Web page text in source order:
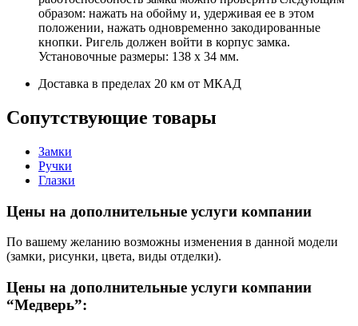
образом: нажать на обойму и, удерживая ее в этом
положении, нажать одновременно закодированные
кнопки. Ригель должен войти в корпус замка.
Установочные размеры: 138 х 34 мм.
Доставка в пределах 20 км от МКАД
Сопутствующие товары
Замки
Ручки
Глазки
Цены на дополнительные услуги компании
По вашему желанию возможны изменения в данной модели
(замки, рисунки, цвета, виды отделки).
Цены на дополнительные услуги компании
“Медверь”: